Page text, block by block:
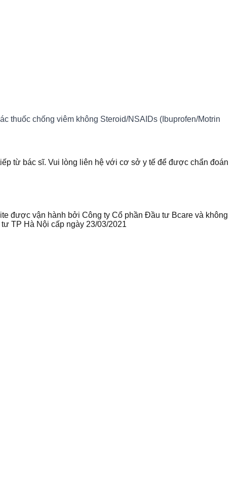
thuốc chống viêm không Steroid/NSAIDs (Ibuprofen/Motrin
từ bác sĩ. Vui lòng liên hệ với cơ sở y tế để được chẩn đoán
được vận hành bởi Công ty Cổ phần Đầu tư Bcare và không
TP Hà Nội cấp ngày 23/03/2021